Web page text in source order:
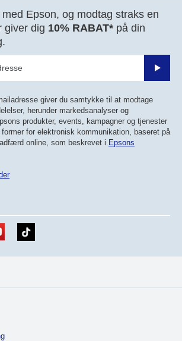
Epson, og modtag straks en
giver dig 10% RABAT* på din
Send
giver du samtykke til at modtage
herunder markedsanalyser og
produkter, events, kampagner og tjenester
for elektronisk kommunikation, baseret på
online, som beskrevet i Epsons